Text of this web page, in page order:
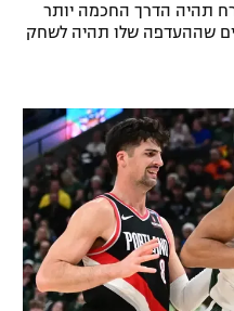
תהיה הדרך החכמה יותר
שההעדפה שלו תהיה לשחק